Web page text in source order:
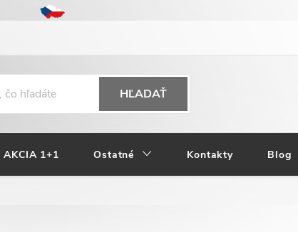
HĽADAŤ
AKCIA 1+1 Ostatné Kontakty Blog